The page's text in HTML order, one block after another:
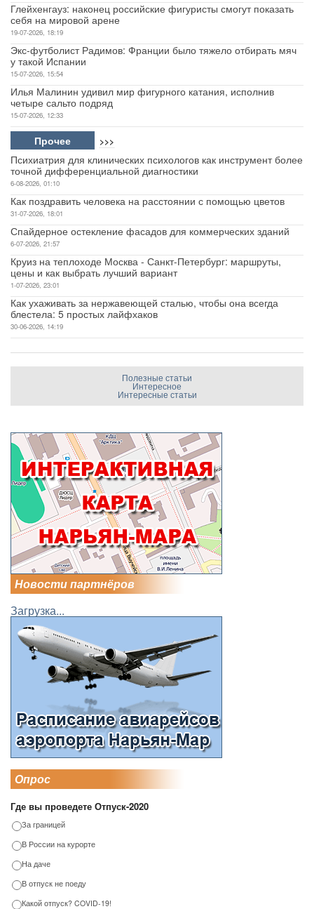
Глейхенгауз: наконец российские фигуристы смогут показать
себя на мировой арене
19-07-2026, 18:19
Экс-футболист Радимов: Франции было тяжело отбирать мяч
у такой Испании
15-07-2026, 15:54
Илья Малинин удивил мир фигурного катания, исполнив
четыре сальто подряд
15-07-2026, 12:33
Прочее >>>
Психиатрия для клинических психологов как инструмент более
точной дифференциальной диагностики
6-08-2026, 01:10
Как поздравить человека на расстоянии с помощью цветов
31-07-2026, 18:01
Спайдерное остекление фасадов для коммерческих зданий
6-07-2026, 21:57
Круиз на теплоходе Москва - Санкт-Петербург: маршруты,
цены и как выбрать лучший вариант
1-07-2026, 23:01
Как ухаживать за нержавеющей сталью, чтобы она всегда
блестела: 5 простых лайфхаков
30-06-2026, 14:19
Полезные статьи
Интересное
Интересные статьи
Новости партнёров
Загрузка...
Опрос
Где вы проведете Отпуск-2020
За границей
В России на курорте
На даче
В отпуск не поеду
Какой отпуск? COVID-19!